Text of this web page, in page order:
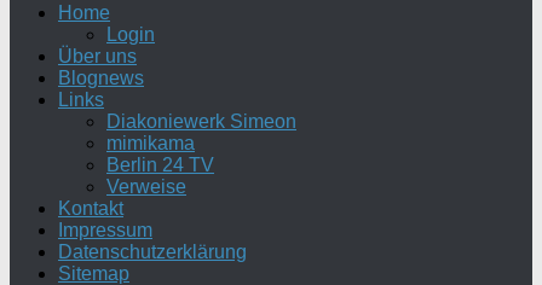
Home
Login
Über uns
Blognews
Links
Diakoniewerk Simeon
mimikama
Berlin 24 TV
Verweise
Kontakt
Impressum
Datenschutzerklärung
Sitemap